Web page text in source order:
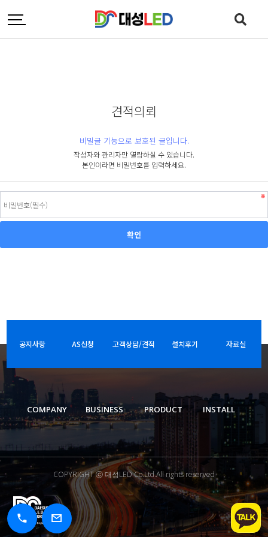
견적의뢰
비밀글 기능으로 보호된 글입니다.
작성자와 관리자만 열람하실 수 있습니다.
본인이라면 비밀번호를 입력하세요.
공지사항 AS신청 고객상담/견적 설치후기 자료실
COMPANY BUSINESS PRODUCT INSTALL
COPYRIGHT ⓒ 대성LED Co.Ltd.All rights reserved